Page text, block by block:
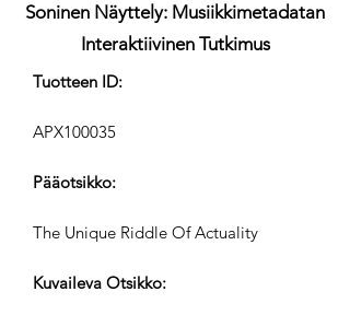
Soninen Näyttely: Musiikkimetadatan
Interaktiivinen Tutkimus
Tuotteen ID:
APX100035
Pääotsikko:
The Unique Riddle Of Actuality
Kuvaileva Otsikko: